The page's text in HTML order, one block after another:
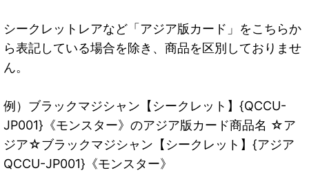
シークレットレアなど「アジア版カード」をこちらか
ら表記している場合を除き、商品を区別しておりませ
ん。
例）ブラックマジシャン【シークレット】{QCCU-
JP001}《モンスター》のアジア版カード商品名 ☆ア
ジア☆ブラックマジシャン【シークレット】{アジア
QCCU-JP001}《モンスター》